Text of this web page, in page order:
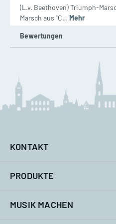
(L.v. Beethoven) Triumph-
Marsch aus "C… Mehr
Bewertungen
KONTAKT
PRODUKTE
MUSIK MACHEN